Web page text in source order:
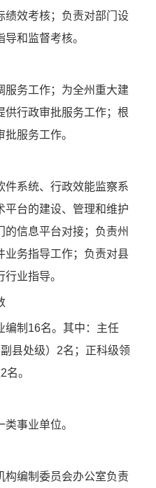
绩效考核；负责对部门设
和监督考核。
务工作；为全州重大建
供行政审批服务工作；根
服务工作。
系统、行政效能监察系
平台的建设、管理和维护
的信息平台对接；负责州
业务指导工作；负责对县
业指导。
制16名。其中：主任
县处级）2名；正科级领
。
事业单位。
编制委员会办公室负责